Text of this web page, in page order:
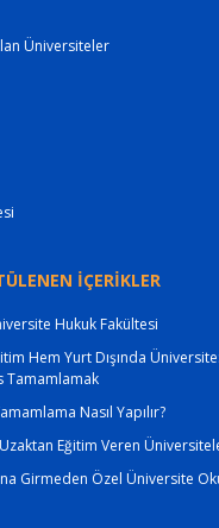
Üniversiteler
İÇERİKLER
Hukuk Fakültesi
Hem Yurt Dışında
Tamamlamak
Nasıl Yapılır?
Eğitim Veren
Girmeden Özel Üniversite